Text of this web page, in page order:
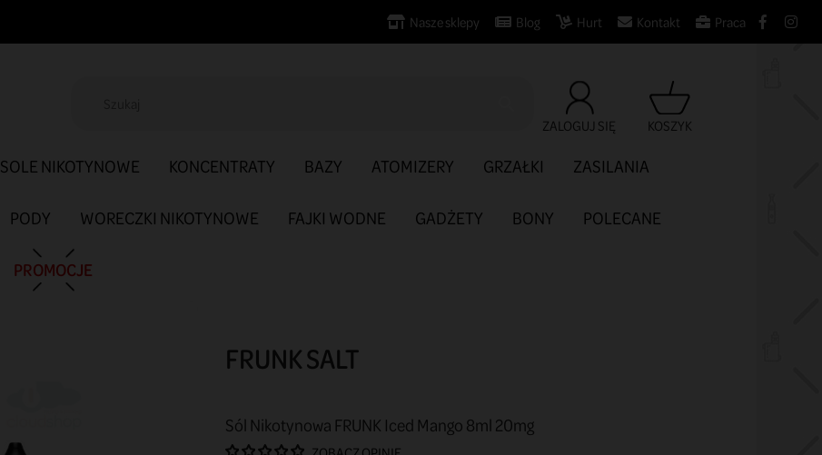
Nasze sklepy Blog Hurt Kontakt Praca
ZALOGUJ SIĘ KOSZYK
SOLE NIKOTYNOWE KONCENTRATY BAZY ATOMIZERY GRZAŁKI ZASILANIA
PODY WORECZKI NIKOTYNOWE FAJKI WODNE GADŻETY BONY POLECANE
PROMOCJE
FRUNK SALT
Sól Nikotynowa FRUNK Iced Mango 8ml 20mg